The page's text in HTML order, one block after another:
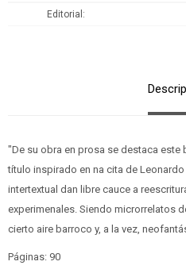
Editorial
"De su obra en prosa se destaca este
título inspirado en na cita de
intertextual dan libre cauce a
experimenales. Siendo microrrelatos
cierto aire barroco y, a la vez,
Páginas: 90